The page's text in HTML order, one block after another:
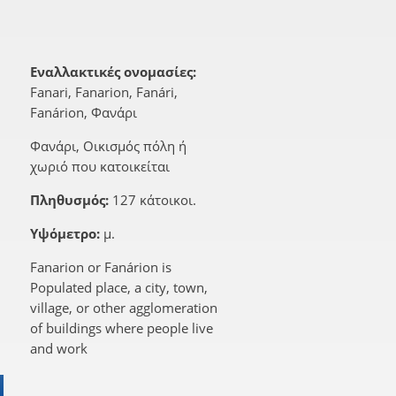
Εναλλακτικές ονομασίες:
Fanari, Fanarion, Fanári,
Fanárion, Φανάρι
Φανάρι, Οικισμός πόλη ή
χωριό που κατοικείται
Πληθυσμός: 127 κάτοικοι.
Υψόμετρο: μ.
Fanarion or Fanárion is
Populated place, a city, town,
village, or other agglomeration
of buildings where people live
and work